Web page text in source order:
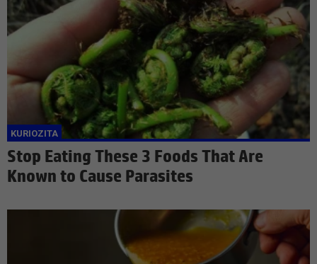
Stop Eating These 3 Foods That Are
Known to Cause Parasites